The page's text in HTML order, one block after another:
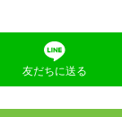
友だちに送る